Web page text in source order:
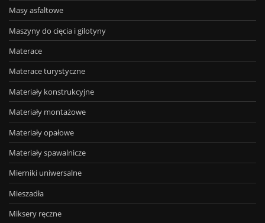
Masy asfaltowe
Maszyny do cięcia i gilotyny
Materace
Materace turystyczne
Materiały konstrukcyjne
Materiały montażowe
Materiały opałowe
Materiały spawalnicze
Mierniki uniwersalne
Mieszadła
Miksery ręczne